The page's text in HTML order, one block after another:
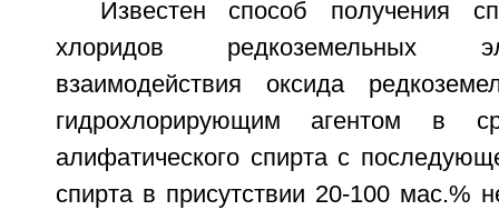
Известен способ получения
хлоридов редкоземельных
взаимодействия оксида
гидрохлорирующим агентом в
алифатического спирта с
спирта в присутствии 20-100 мас.%